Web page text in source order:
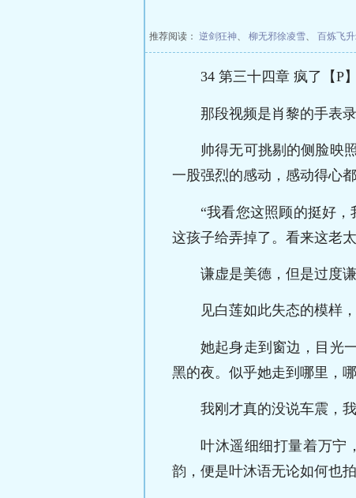
推荐阅读： 逆剑狂神、 柳无邪徐凌雪、 百炼飞
34 第三十四章 疯了【P】
那段视频是肖黎的手表
帅得无可挑剔的侧脸映
一股强烈的感动，感动得心都
“我看您这照顾的挺好
这孩子给弄掉了。看来这老
谦虚是美德，但是过度
见白莲如此失态的模样
她起身走到窗边，目光
黑的夜。似乎她走到哪里，
我刚才真的没说车震，
叶沐遥细细打量着万宁
韵，便是叶沐语无论如何也拍